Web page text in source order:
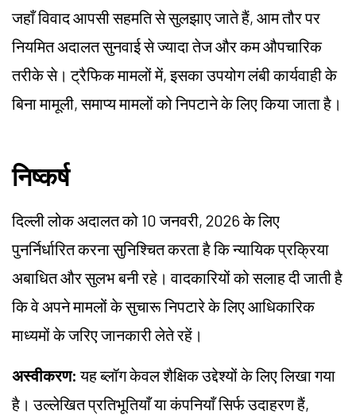
जहाँ विवाद आपसी सहमति से सुलझाए जाते हैं, आम तौर पर
नियमित अदालत सुनवाई से ज्यादा तेज और कम औपचारिक
तरीके से। ट्रैफिक मामलों में, इसका उपयोग लंबी कार्यवाही के
बिना मामूली, समाप्य मामलों को निपटाने के लिए किया जाता है।
निष्कर्ष
दिल्ली लोक अदालत को 10 जनवरी, 2026 के लिए
पुनर्निर्धारित करना सुनिश्चित करता है कि न्यायिक प्रक्रिया
अबाधित और सुलभ बनी रहे। वादकारियों को सलाह दी जाती है
कि वे अपने मामलों के सुचारू निपटारे के लिए आधिकारिक
माध्यमों के जरिए जानकारी लेते रहें।
अस्वीकरण:यह ब्लॉग केवल शैक्षिक उद्देश्यों के लिए लिखा गया
है। उल्लेखित प्रतिभूतियाँ या कंपनियाँ सिर्फ उदाहरण हैं,